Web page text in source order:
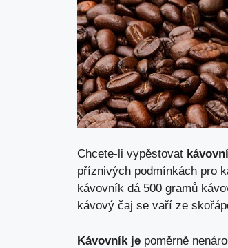
Chcete-li vypěstovat
příznivých podmínkách pro
kávovník dá 500 gramů
kávový čaj se vaří ze
Kávovník je poměrně